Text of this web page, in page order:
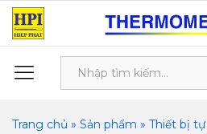
Trang chủ » Sản phẩm » Thiết bị